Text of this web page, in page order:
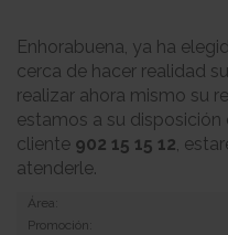
Enhorabuena, ya ha
cerca de hacer realidad
realizar ahora mismo su
estamos a su
cliente 902 15 15 12,
atenderle.
Área:
Promoción: